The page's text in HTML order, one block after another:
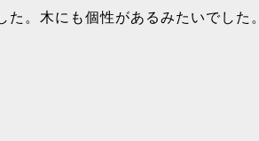
。木にも個性があるみたいでした。